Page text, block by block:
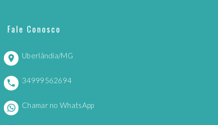
Fale Conosco
Uberlândia/MG
34999562694
Chamar no WhatsApp